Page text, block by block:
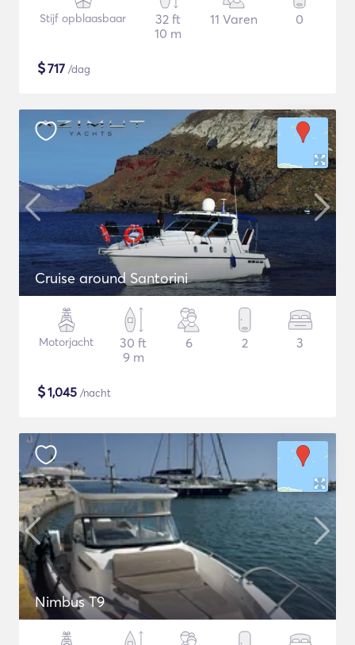
Stijf opblaasbaar
32 ft
10 m
11 Varen 0
$717 /dag
Cruise around Santorini
Motorjacht
30 ft
9 m
6 2 3
$1,045 /nacht
Nimbus T9